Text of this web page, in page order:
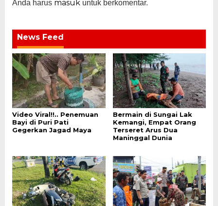
Anda harus masuk untuk berkomentar.
News Feed
Video Viral!!.. Penemuan
Bayi di Puri Pati
Gegerkan Jagad Maya
Bermain di Sungai Lak
Kemangi, Empat Orang
Terseret Arus Dua
Maninggal Dunia